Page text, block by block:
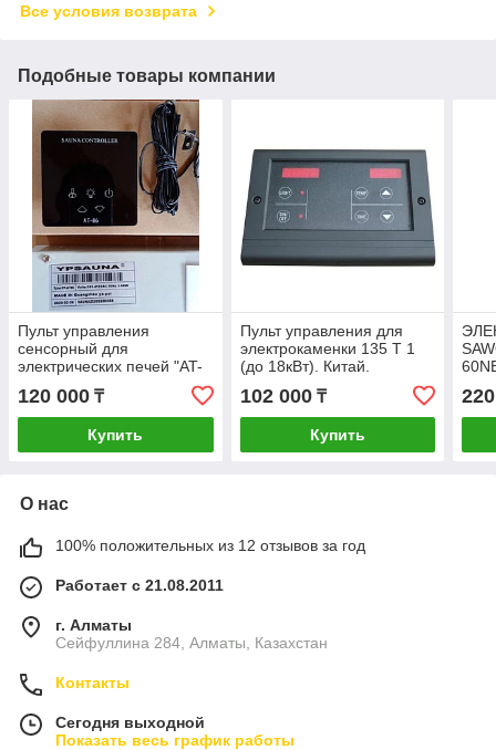
Все условия возврата
Подобные товары компании
Пульт управления
сенсорный для
электрических печей "AT-
86" (21-27) кВт.
120 000 ₸
Купить
Пульт управления для
электрокаменки 135 Т 1
(до 18кВт). Китай.
102 000₸
Купить
О нас
100% положительных из 12 отзывов за год
Работает с 21.08.2011
г. Алматы
Сейфуллина 284, Алматы, Казахстан
Контакты
Сегодня выходной
Показать весь график работы